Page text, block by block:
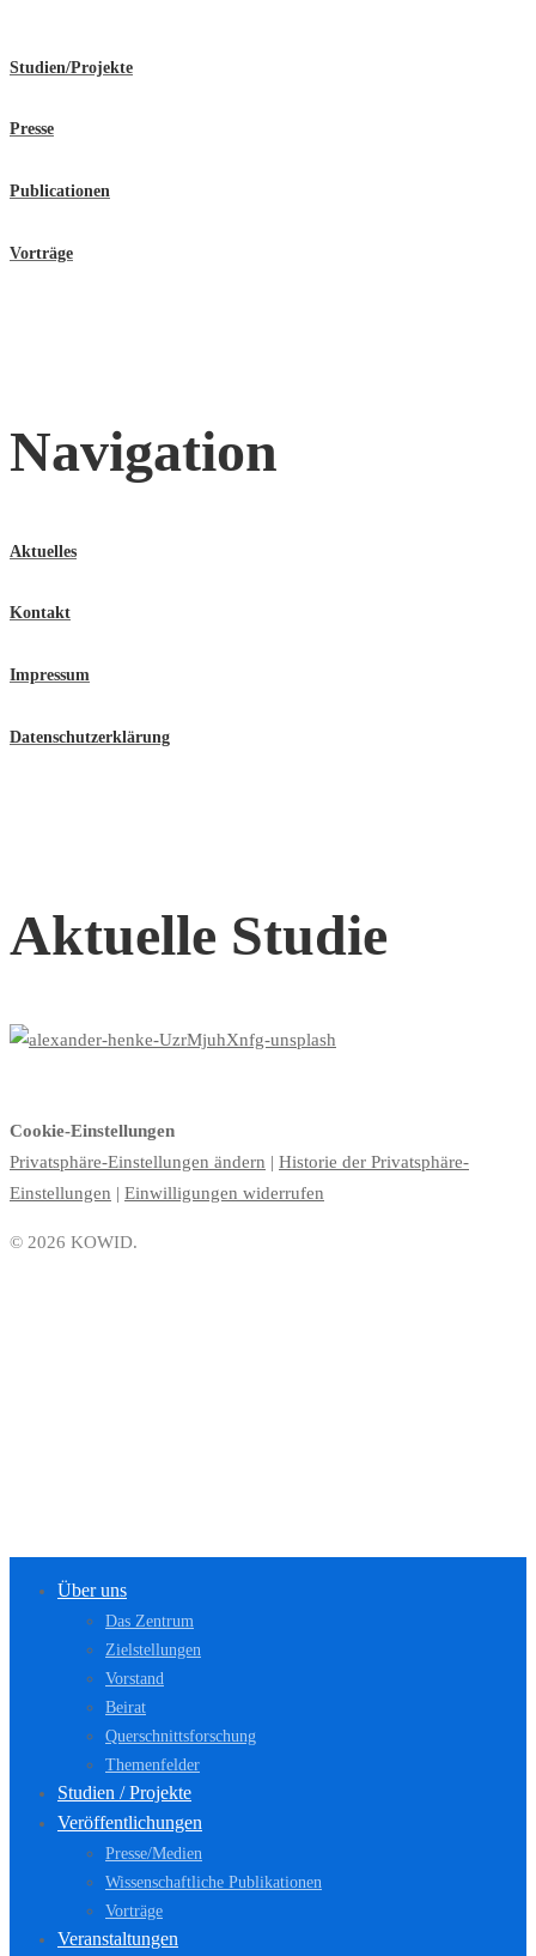
Studien/Projekte
Presse
Publicationen
Vorträge
Navigation
Aktuelles
Kontakt
Impressum
Datenschutzerklärung
Aktuelle Studie
Cookie-Einstellungen
Privatsphäre-Einstellungen ändern | Historie der Privatsphäre-
Einstellungen | Einwilligungen widerrufen
© 2026 KOWID.
Über uns
Das Zentrum
Zielstellungen
Vorstand
Beirat
Querschnittsforschung
Themenfelder
Studien / Projekte
Veröffentlichungen
Presse/Medien
Wissenschaftliche Publikationen
Vorträge
Veranstaltungen